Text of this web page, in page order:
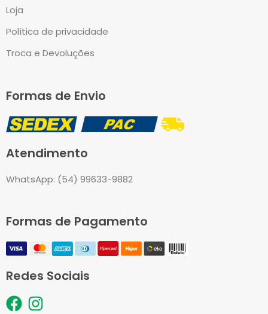
Loja
Política de privacidade
Troca e Devoluções
Formas de Envio
Atendimento
WhatsApp: (54) 99633-9882
Formas de Pagamento
Redes Sociais
F
I